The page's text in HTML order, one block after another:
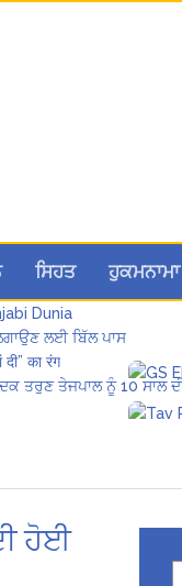
ਸਿਹਤ ਹੁਕਮਨਾਮਾ
ਵਿੱਚ ਭਰੀ ਹਾਜ਼ਰੀ
Dunia
ਲਈ ਬਿੱਲ ਪਾਸ
का रंग
ਤਰੁਣ ਤੇਜਪਾਲ ਨੂੰ 10 ਸਾਲ
ਹੋਈ